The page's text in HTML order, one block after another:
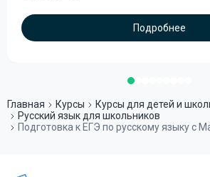
Подробнее
Главная Курсы
Курсы для детей и
Русский язык для школьников
Подготовка к ЕГЭ по русскому языку с